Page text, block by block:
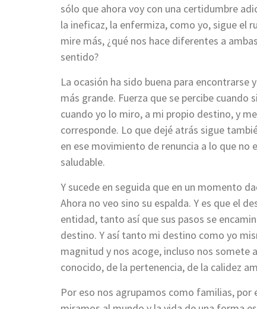
sólo que ahora voy con una certidumbre
la ineficaz, la enfermiza, como yo, sigue el
mire más, ¿qué nos hace diferentes a
sentido?
La ocasión ha sido buena para
más grande. Fuerza que se percibe
cuando yo lo miro, a mi propio destino, y
corresponde. Lo que dejé atrás sigue
en ese movimiento de renuncia a lo que
saludable.
Y sucede en seguida que en un momento
Ahora no veo sino su espalda. Y es que el
entidad, tanto así que sus pasos se
destino. Y así tanto mi destino como yo
magnitud y nos acoge, incluso nos somete
conocido, de la pertenencia, de la calidez
Por eso nos agrupamos como familias,